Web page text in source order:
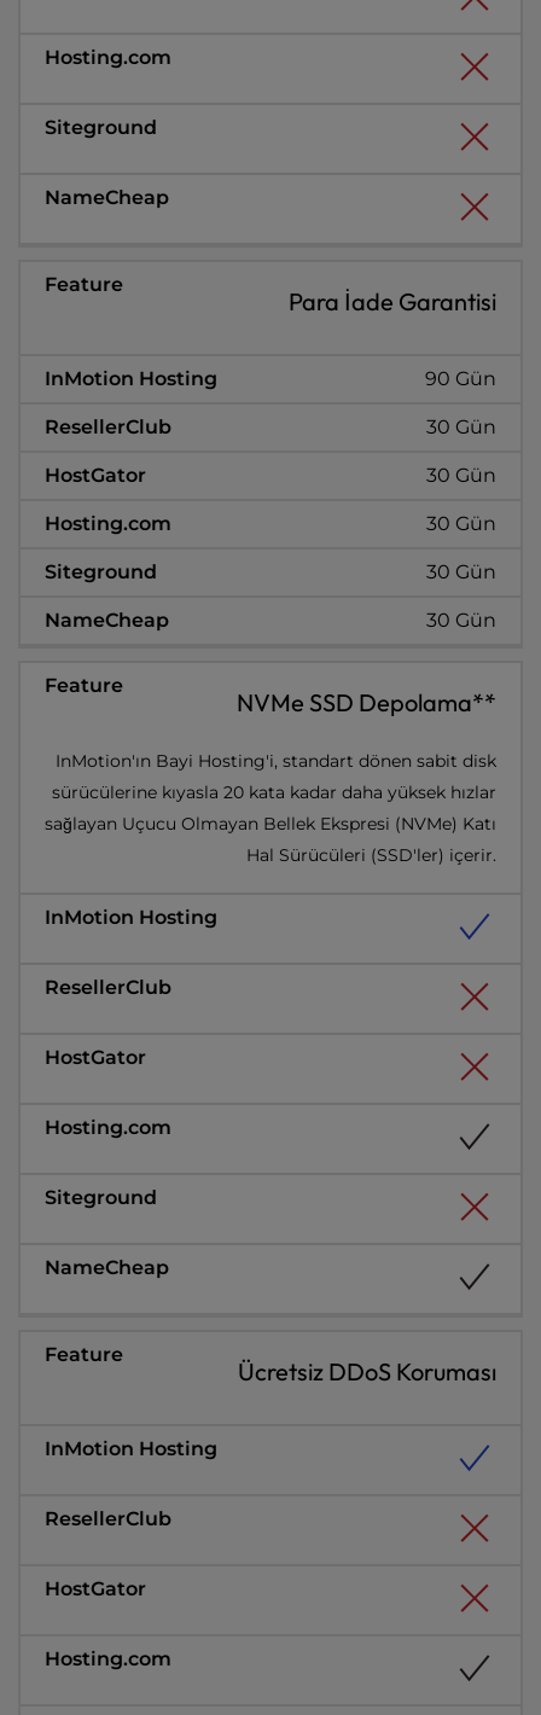
Para İade Garantisi
90 Gün
30 Gün
30 Gün
30 Gün
30 Gün
30 Gün
NVMe SSD Depolama**
InMotion'ın Bayi Hosting'i, standart dönen sabit disk
sürücülerine kıyasla 20 kata kadar daha yüksek hızlar
sağlayan Uçucu Olmayan Bellek Ekspresi (NVMe) Katı
Hal Sürücüleri (SSD'ler) içerir.
Ücretsiz DDoS Koruması